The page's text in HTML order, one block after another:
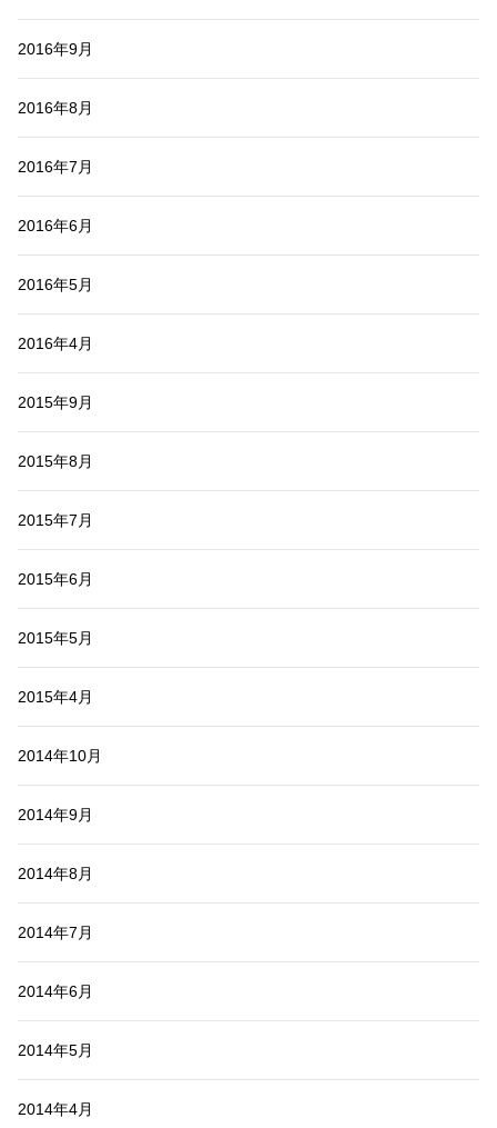
2016年9月
2016年8月
2016年7月
2016年6月
2016年5月
2016年4月
2015年9月
2015年8月
2015年7月
2015年6月
2015年5月
2015年4月
2014年10月
2014年9月
2014年8月
2014年7月
2014年6月
2014年5月
2014年4月